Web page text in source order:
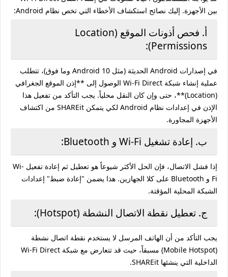
بين الأجهزة. إليك نصائح استكشاف الأخطاء التي تخص نظام Android:
أ. فحص أذونات الموقع (Location
Permissions):
في إصدارات Android الحديثة (مثل Android 10 وما فوق)، تتطلب
عملية إنشاء شبكة Wi-Fi Direct الوصول إلى **إذن الموقع الجغرافي
(Location)**، حتى وإن كان النقل محلياً. يجب التأكد من تفعيل هذا
الإذن في إعدادات نظام Android لكي يتمكن SHAREit من اكتشاف
الأجهزة المجاورة.
ب. إعادة تشغيل Wi-Fi و Bluetooth:
إذا فشل الاتصال، فإن الحل الأكثر شيوعاً هو تعطيل ثم إعادة تفعيل Wi-
Fi و Bluetooth على كلا الجهازين. هذا يضمن "إعادة ضبط" إعدادات
الشبكة المحلية المؤقتة.
ج. تعطيل نقطة الاتصال النشطة (Hotspot):
يجب التأكد من أن الهاتف المرسل لا يستخدم نقطة اتصال نشطة
(Mobile Hotspot) مسبقاً، حيث قد تتعارض مع شبكة Wi-Fi Direct
الداخلية التي ينشئها SHAREit.